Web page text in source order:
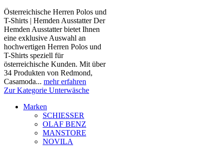
Österreichische Herren Polos und
T-Shirts | Hemden Ausstatter Der
Hemden Ausstatter bietet Ihnen
eine exklusive Auswahl an
hochwertigen Herren Polos und
T-Shirts speziell für
österreichische Kunden. Mit über
34 Produkten von Redmond,
Casamoda... mehr erfahren
Zur Kategorie Unterwäsche
Marken
SCHIESSER
OLAF BENZ
MANSTORE
NOVILA